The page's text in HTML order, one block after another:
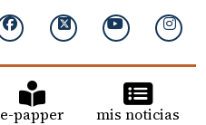
e-papper mis noticias